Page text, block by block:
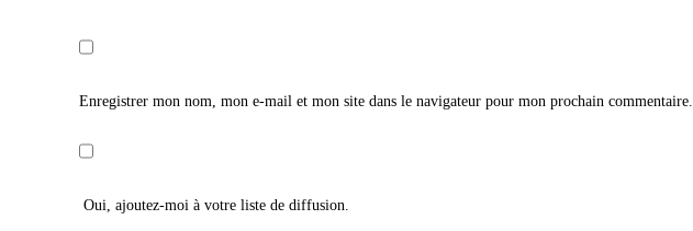
Enregistrer mon nom, mon e-mail et mon site dans le navigateur pour mon prochain commentaire.
Oui, ajoutez-moi à votre liste de diffusion.